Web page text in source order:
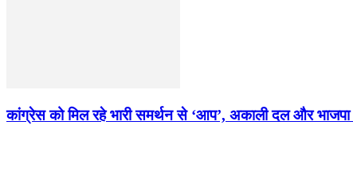
कांग्रेस को मिल रहे भारी समर्थन से ‘आप’, अकाली दल और